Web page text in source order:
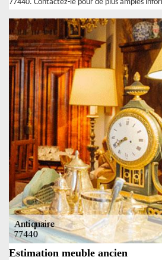
77440. Contactez-le pour de plus amples
Estimation meuble ancien